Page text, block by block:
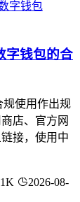
字钱包的合
规使用作出规
店、官方网
接，使用中
2026-08-